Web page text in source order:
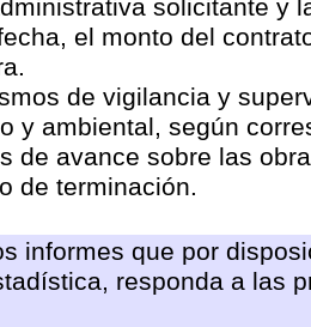
solicitante y
el monto del
de vigilancia y
y ambiental, según
de avance sobre las
de terminación.
informes que por
responda a las